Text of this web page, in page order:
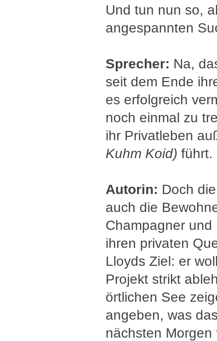
Und tun nun so,
angespannten
Sprecher: Na,
seit dem Ende
es erfolgreich
noch einmal zu
ihr Privatleben
Kuhm Koid) führt.
Autorin: Doch
auch die
Champagner
ihren privaten
Lloyds Ziel: er
Projekt strikt
örtlichen See
angeben, was
nächsten